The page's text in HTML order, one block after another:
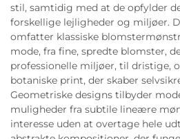
stil, samtidig med at de opfylder
forskellige lejligheder og miljøer.
omfatter klassiske
mode, fra fine, spredte blomster,
professionelle miljøer, til dristige,
botaniske print, der skaber
Geometriske designs tilbyder
muligheder fra subtile lineære
interesse uden at overtage hele